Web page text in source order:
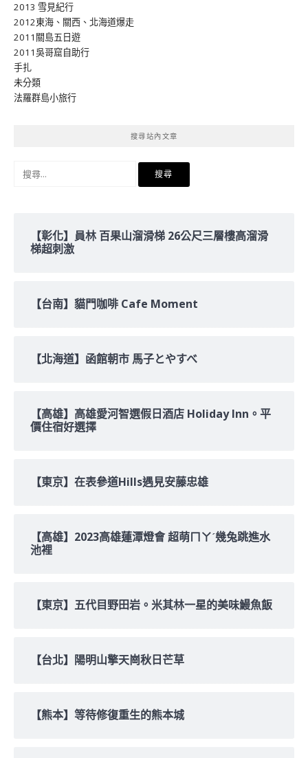
2013 雪見紀行
2012東海、關西、北海道爆走
2011關島五日遊
2011吳哥窟自助行
手扎
未分類
法羅群島小旅行
搜尋站內文章
【彰化】員林 百果山溜滑梯 26公尺三層樓高溜滑
梯超刺激
【台南】貓門咖啡 Cafe Moment
【北海道】函館朝市 馬子とやすべ
【高雄】高雄愛河智選假日酒店 Holiday Inn。平
價住宿好選擇
【東京】在表參道Hills遇見安藤忠雄
【高雄】2023高雄蓮潭燈會 超萌ㄇㄚˊ幾兔跳進水
池裡
【東京】五代目野田岩。米其林一星的美味鰻魚飯
【台北】陽明山擎天崗秋日芒草
【熊本】等待修復重生的熊本城